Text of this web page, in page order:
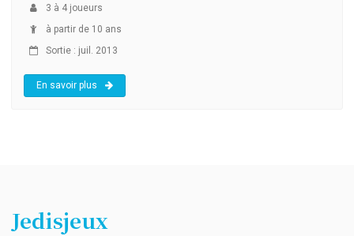
3 à 4 joueurs
à partir de 10 ans
Sortie : juil. 2013
En savoir plus
Jedisjeux